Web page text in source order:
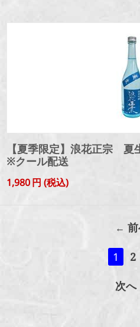
【夏季限定】浪花正宗
※クール配送
1,980円 (税込)
1 2
次へ